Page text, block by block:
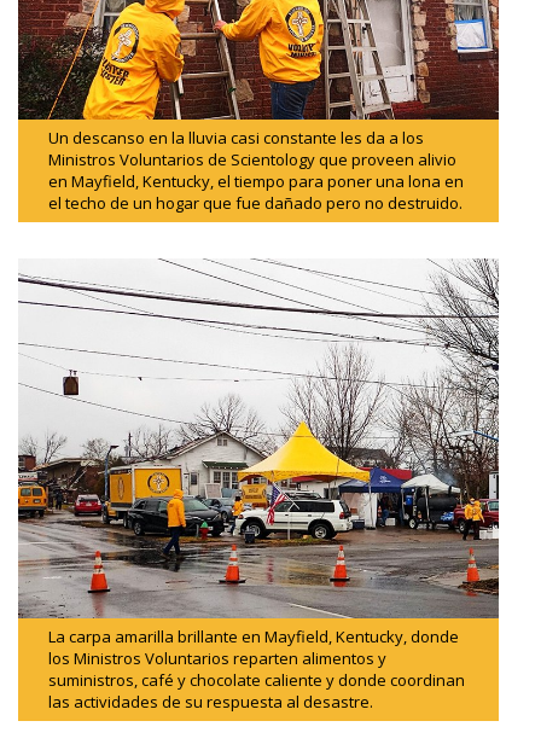
Un descanso en la lluvia casi constante les da a los
Ministros Voluntarios de Scientology que proveen alivio
en Mayfield, Kentucky, el tiempo para poner una lona en
el techo de un hogar que fue dañado pero no destruido.
La carpa amarilla brillante en Mayfield, Kentucky, donde
los Ministros Voluntarios reparten alimentos y
suministros, café y chocolate caliente y donde coordinan
las actividades de su respuesta al desastre.